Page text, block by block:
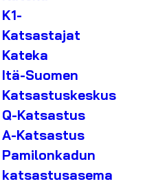
K1-
Katsastajat
Kateka
Itä-Suomen
Katsastuskeskus
Q-Katsastus
A-Katsastus
Pamilonkadun
katsastusasema